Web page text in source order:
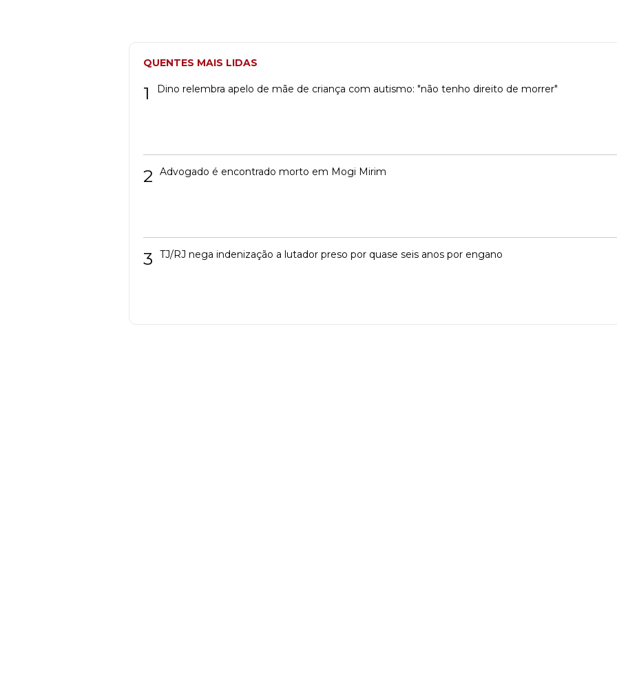
QUENTES MAIS LIDAS
1 Dino relembra apelo de mãe de criança com autismo: "não tenho direito de morrer"
2 Advogado é encontrado morto em Mogi Mirim
3 TJ/RJ nega indenização a lutador preso por quase seis anos por engano